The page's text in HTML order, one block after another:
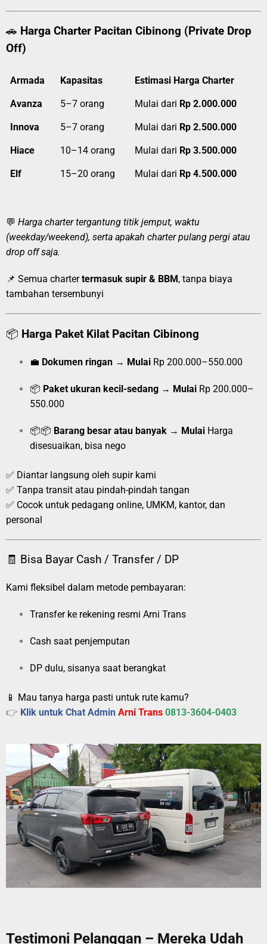
🚗 Harga Charter Pacitan Cibinong (Private Drop
Off)
Armada Kapasitas Estimasi Harga Charter
Avanza 5–7 orang Mulai dari Rp 2.000.000
Innova 5–7 orang Mulai dari Rp 2.500.000
Hiace 10–14 orang Mulai dari Rp 3.500.000
Elf 15–20 orang Mulai dari Rp 4.500.000
💬 Harga charter tergantung titik jemput, waktu
(weekday/weekend), serta apakah charter pulang pergi atau
drop off saja.
📌 Semua chartertermasuk supir & BBM, tanpa biaya
tambahan tersembunyi
📦 Harga Paket Kilat Pacitan Cibinong
💼 Dokumen ringan → Mulai Rp 200.000–550.000
📦 Paket ukuran kecil-sedang → Mulai Rp 200.000–
550.000
📦📦 Barang besar atau banyak → Mulai Harga
disesuaikan, bisa nego
✅ Diantar langsung oleh supir kami
✅ Tanpa transit atau pindah-pindah tangan
✅ Cocok untuk pedagang online, UMKM, kantor, dan
personal
🧾 Bisa Bayar Cash / Transfer / DP
Kami fleksibel dalam metode pembayaran:
Transfer ke rekening resmi Arni Trans
Cash saat penjemputan
DP dulu, sisanya saat berangkat
📱 Mau tanya harga pasti untuk rute kamu?
👉 Klik untuk Chat Admin Arni Trans 0813-3604-0403
Testimoni Pelanggan – Mereka Udah